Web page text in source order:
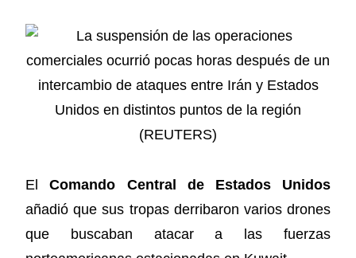
ElComando Central de Estados Unidos
añadió que sus tropas derribaron varios drones
que buscaban atacar a las fuerzas